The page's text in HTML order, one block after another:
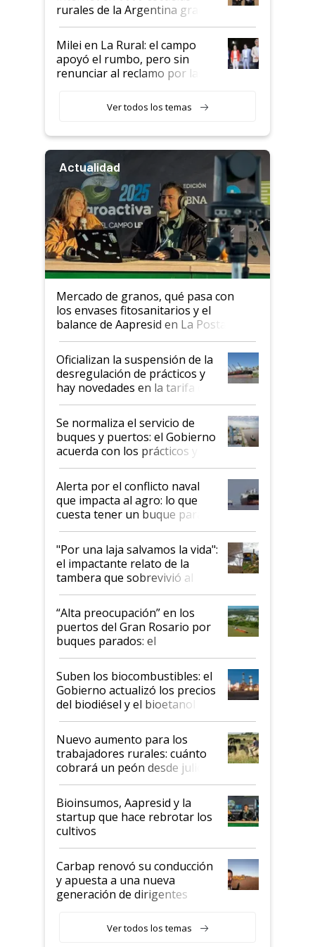
rurales de la Argentina gracias
a un acuerdo con Starlink
Milei en La Rural: el campo
apoyó el rumbo, pero sin
renunciar al reclamo por las
Ver todos los temas
Actualidad
Mercado de granos, qué pasa con
los envases fitosanitarios y el
balance de Aapresid en La Posta
Oficializan la suspensión de la
desregulación de prácticos y
hay novedades en la tarifa de
la hidrovía
Se normaliza el servicio de
buques y puertos: el Gobierno
acuerda con los prácticos y
suspende el decreto de
desregulación
Alerta por el conflicto naval
que impacta al agro: lo que
cuesta tener un buque parado
y el peligro de que Argentina
pase a ser "país sucio"
"Por una laja salvamos la vida":
el impactante relato de la
tambera que sobrevivió al
tornado
“Alta preocupación” en los
puertos del Gran Rosario por
buques parados: el
funcionamiento de las
exportadoras en tensión tras
la medida de fuerza de los
prácticos
Suben los biocombustibles: el
Gobierno actualizó los precios
del biodiésel y el bioetanol
Nuevo aumento para los
trabajadores rurales: cuánto
cobrará un peón desde julio
Bioinsumos, Aapresid y la
startup que hace rebrotar los
cultivos
Carbap renovó su conducción
y apuesta a una nueva
generación de dirigentes
Ver todos los temas